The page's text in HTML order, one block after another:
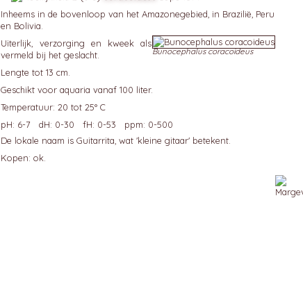
Inheems in de bovenloop van het Amazonegebied, in Brazilië, Peru
en Bolivia.
Bunocephalus coracoideus
Uiterlijk, verzorging en kweek als
vermeld bij het geslacht.
Lengte tot 13 cm.
Geschikt voor aquaria vanaf 100 liter.
Temperatuur: 20 tot 25° C
pH: 6-7 dH: 0-30 fH: 0-53 ppm: 0-500
De lokale naam is Guitarrita, wat 'kleine gitaar' betekent.
Kopen: ok.